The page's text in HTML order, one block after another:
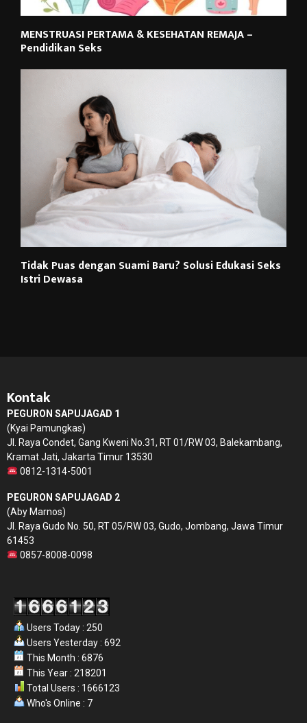
MENSTRUASI PERTAMA & KESEHATAN REMAJA –
Pendidikan Seks
Tidak Puas dengan Suami Baru? Solusi Edukasi Seks
Istri Dewasa
Kontak
PEGURON SAPUJAGAD 1
(Kyai Pamungkas)
Jl. Raya Condet, Gang Kweni No.31, RT 01/RW 03, Balekambang,
Kramat Jati, Jakarta Timur 13530
0812-1314-5001
PEGURON SAPUJAGAD 2
(Aby Marnos)
Jl. Raya Gudo No. 50, RT 05/RW 03, Gudo, Jombang, Jawa Timur
61453
0857-8008-0098
Users Today : 250
Users Yesterday : 692
This Month : 6876
This Year : 218201
Total Users : 1666123
Who's Online : 7